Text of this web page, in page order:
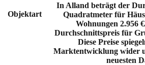
Objektart
In Alland beträgt der
Quadratmeter für
Wohnungen 2.956
Durchschnittspreis für
Diese Preise
Marktentwicklung wider
neuesten